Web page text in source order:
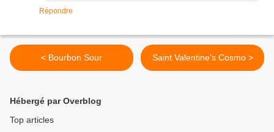
Répondre
< Bourbon Sour Saint Valentine's Cosmo >
Hébergé par Overblog
Top articles